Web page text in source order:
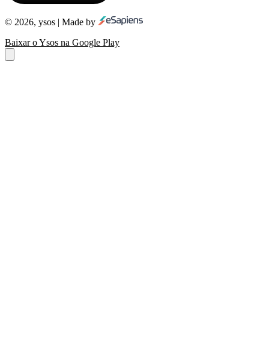
© 2026, ysos | Made by
Baixar o Ysos na Google Play